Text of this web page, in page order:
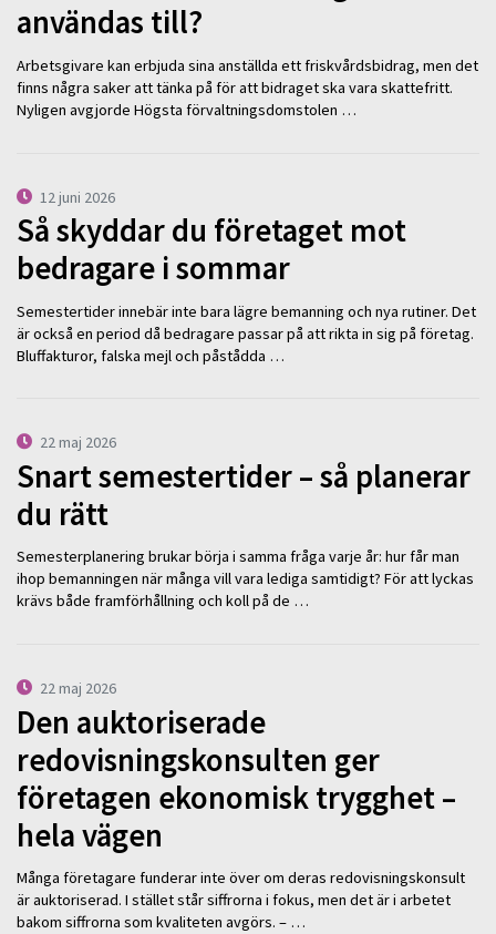
användas till?
Arbetsgivare kan erbjuda sina anställda ett friskvårdsbidrag, men det
finns några saker att tänka på för att bidraget ska vara skattefritt.
Nyligen avgjorde Högsta förvaltningsdomstolen …
12 juni 2026
Så skyddar du företaget mot
bedragare i sommar
Semestertider innebär inte bara lägre bemanning och nya rutiner. Det
är också en period då bedragare passar på att rikta in sig på företag.
Bluffakturor, falska mejl och påstådda …
22 maj 2026
Snart semestertider – så planerar
du rätt
Semesterplanering brukar börja i samma fråga varje år: hur får man
ihop bemanningen när många vill vara lediga samtidigt? För att lyckas
krävs både framförhållning och koll på de …
22 maj 2026
Den auktoriserade
redovisningskonsulten ger
företagen ekonomisk trygghet –
hela vägen
Många företagare funderar inte över om deras redovisningskonsult
är auktoriserad. I stället står siffrorna i fokus, men det är i arbetet
bakom siffrorna som kvaliteten avgörs. – …